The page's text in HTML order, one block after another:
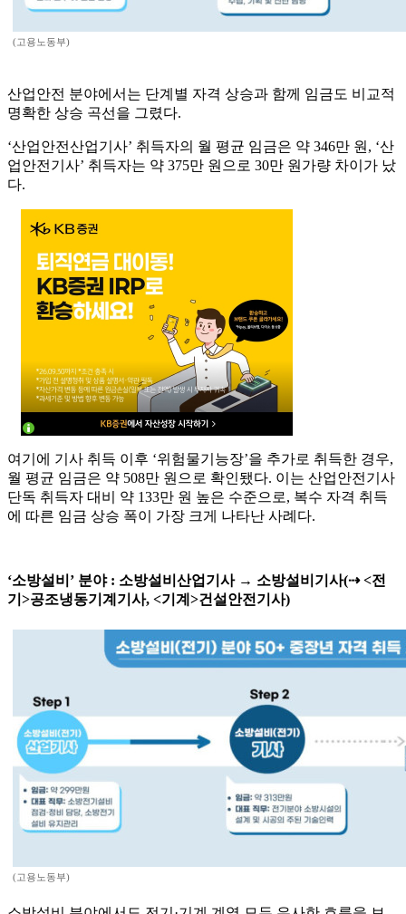
(고용노동부)
산업안전 분야에서는 단계별 자격 상승과 함께 임금도 비교적
명확한 상승 곡선을 그렸다.
‘산업안전산업기사’ 취득자의 월 평균 임금은 약 346만 원, ‘산
업안전기사’ 취득자는 약 375만 원으로 30만 원가량 차이가 났
다.
여기에 기사 취득 이후 ‘위험물기능장’을 추가로 취득한 경우,
월 평균 임금은 약 508만 원으로 확인됐다. 이는 산업안전기사
단독 취득자 대비 약 133만 원 높은 수준으로, 복수 자격 취득
에 따른 임금 상승 폭이 가장 크게 나타난 사례다.
‘소방설비’ 분야 : 소방설비산업기사 → 소방설비기사(⇢ <전
기>공조냉동기계기사, <기계>건설안전기사)
(고용노동부)